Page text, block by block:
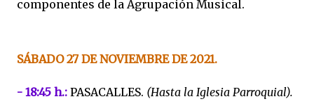
componentes de la Agrupación Musical.
SÁBADO 27 DE NOVIEMBRE DE 2021.
- 18:45 h.: PASACALLES. (Hasta la Iglesia Parroquial).